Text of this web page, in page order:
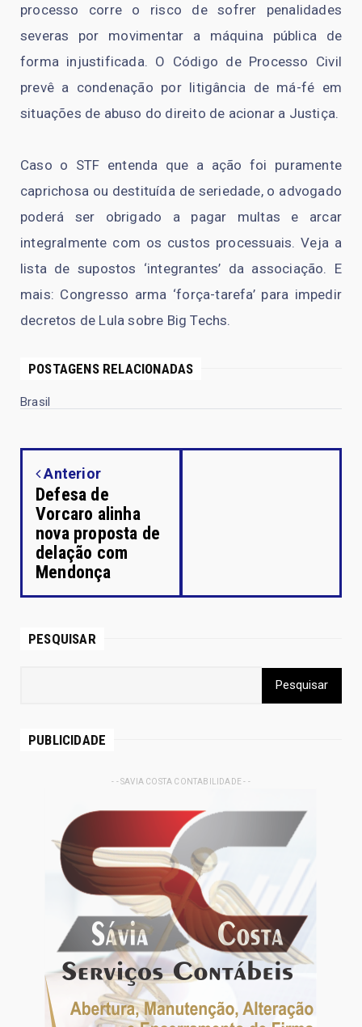
processo corre o risco de sofrer penalidades
severas por movimentar a máquina pública de
forma injustificada. O Código de Processo Civil
prevê a condenação por litigância de má-fé em
situações de abuso do direito de acionar a Justiça.
Caso o STF entenda que a ação foi puramente
caprichosa ou destituída de seriedade, o advogado
poderá ser obrigado a pagar multas e arcar
integralmente com os custos processuais. Veja a
lista de supostos ‘integrantes’ da associação. E
mais: Congresso arma ‘força-tarefa’ para impedir
decretos de Lula sobre Big Techs.
POSTAGENS RELACIONADAS
Brasil
Anterior
Defesa de
Vorcaro alinha
nova proposta de
delação com
Mendonça
PESQUISAR
PUBLICIDADE
- - SAVIA COSTA CONTABILIDADE - -